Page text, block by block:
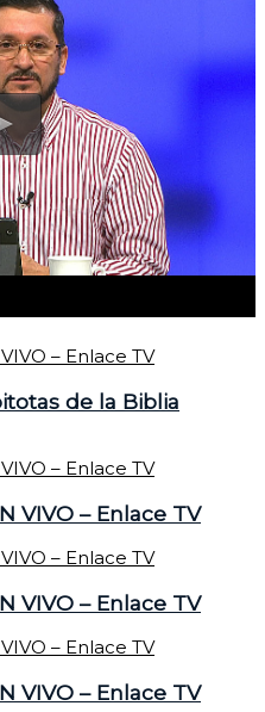
de la Biblia
VIVO – Enlace TV
VIVO – Enlace TV
VIVO – Enlace TV